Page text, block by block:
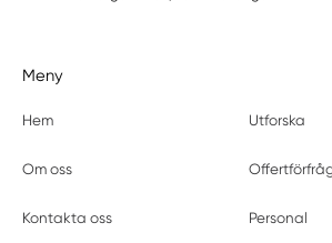
Meny
Hem Utforska
Om oss
Kontakta oss Personal